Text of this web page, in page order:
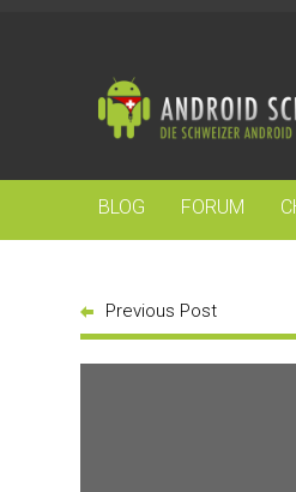
BLOG FORUM
Previous Post